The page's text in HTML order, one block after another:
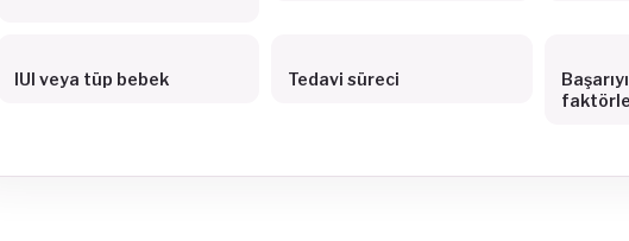
IUI veya tüp bebek Tedavi süreci